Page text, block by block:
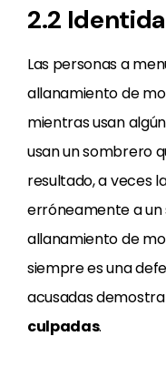
2.2
Las personas a
allanamiento de
mientras usan
usan un sombrero
resultado, a veces
erróneamente a
allanamiento de
siempre es una
acusadas
culpadas.